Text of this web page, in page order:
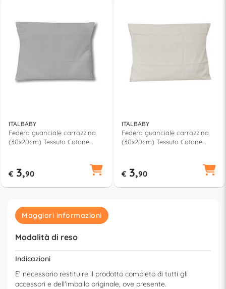
ITALBABY
Federa guanciale carrozzina
(30x20cm) Tessuto Cotone
€ 3,90
ITALBABY
Federa guanciale carrozzina
(30x20cm) Tessuto Cotone
€ 3,90
Maggiori informazioni
Modalità di reso
Indicazioni
E' necessario restituire il prodotto completo di tutti gli
accessori e dell'imballo originale, ove presente.